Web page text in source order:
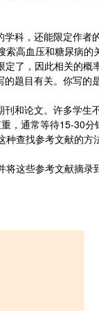
科，还能限定作者
高血压和糖尿病的
了，因此相关的概
题目有关。你写的
和论文。许多学生
，通常等待15-30分
查找参考文献的方
这些参考文献摘录